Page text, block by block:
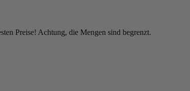
Preise! Achtung, die Mengen sind begrenzt.